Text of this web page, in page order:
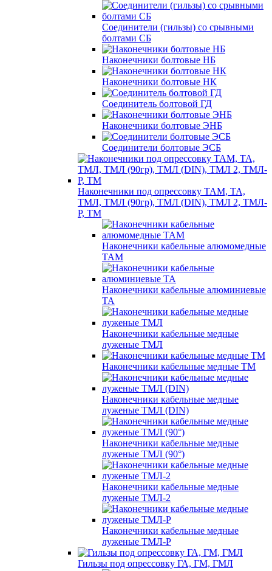
Соединители (гильзы) со срывными
болтами СБ
Наконечники болтовые НБ
Наконечники болтовые НК
Соединитель болтовой ГД
Наконечники болтовые ЭНБ
Соединители болтовые ЭСБ
Наконечники под опрессовку ТАМ, ТА,
ТМЛ, ТМЛ (90гр), ТМЛ (DIN), ТМЛ 2, ТМЛ-
Р, ТМ
Наконечники кабельные алюмомедные
ТАМ
Наконечники кабельные алюминиевые
ТА
Наконечники кабельные медные
луженые ТМЛ
Наконечники кабельные медные ТМ
Наконечники кабельные медные
луженые ТМЛ (DIN)
Наконечники кабельные медные
луженые ТМЛ (90°)
Наконечники кабельные медные
луженые ТМЛ-2
Наконечники кабельные медные
луженые ТМЛ-Р
Гильзы под опрессовку ГА, ГМ, ГМЛ